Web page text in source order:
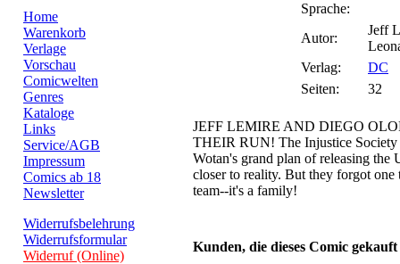
Home
Warenkorb
Verlage
Vorschau
Comicwelten
Genres
Kataloge
Links
Service/AGB
Impressum
Comics ab 18
Newsletter
Widerrufsbelehrung
Widerrufsformular
Widerruf (Online)
Sprache:
Autor:
Jeff
Verlag:
DC
Seiten:
32
JEFF LEMIRE AND DIEGO
THEIR RUN! The Injustice Society
Wotan's grand plan of releasing the
closer to reality. But they forgot
team--it's a family!
Kunden, die dieses Comic